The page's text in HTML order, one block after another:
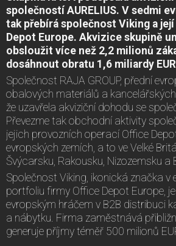
společností AURELIUS. V sedmi
tak přebírá společnost Viking a
Depot Europe. Akvizice skupině
obsloužit více než 2,2 milionů
dosáhnout obratu 1,6 miliardy
Společnost RAJA GROUP, přední
obalových materiálů a
že uzavřela akviziční dohodu se
Převezme tak obchodní aktivity
jejich provozních operací Office
evropských zemích, a to ve Velké
Švýcarsku, Rakousku, Nizozemsku a
Společnost Viking, ikonická značka v
portfoliu firmy Office Depot Europe,
evropským hráčem v B2B distribuci
a nábytku. Firma zaměstnává
generuje příjmy téměř 500 milionů